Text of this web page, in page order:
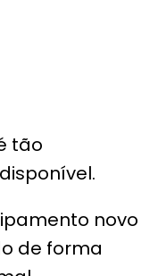
tão
novo
de forma